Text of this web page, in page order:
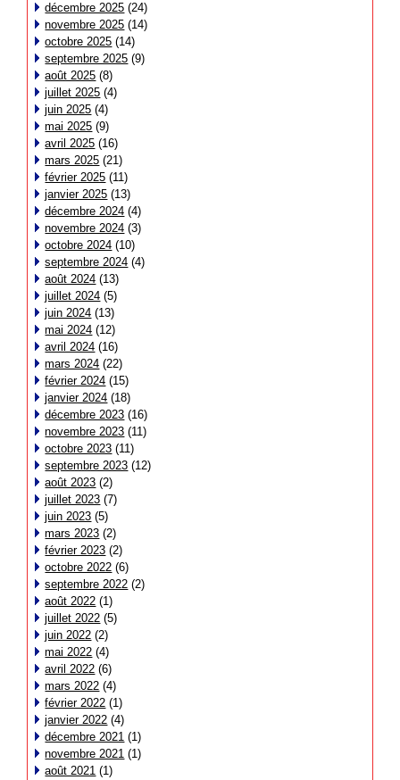
décembre 2025 (24)
novembre 2025 (14)
octobre 2025 (14)
septembre 2025 (9)
août 2025 (8)
juillet 2025 (4)
juin 2025 (4)
mai 2025 (9)
avril 2025 (16)
mars 2025 (21)
février 2025 (11)
janvier 2025 (13)
décembre 2024 (4)
novembre 2024 (3)
octobre 2024 (10)
septembre 2024 (4)
août 2024 (13)
juillet 2024 (5)
juin 2024 (13)
mai 2024 (12)
avril 2024 (16)
mars 2024 (22)
février 2024 (15)
janvier 2024 (18)
décembre 2023 (16)
novembre 2023 (11)
octobre 2023 (11)
septembre 2023 (12)
août 2023 (2)
juillet 2023 (7)
juin 2023 (5)
mars 2023 (2)
février 2023 (2)
octobre 2022 (6)
septembre 2022 (2)
août 2022 (1)
juillet 2022 (5)
juin 2022 (2)
mai 2022 (4)
avril 2022 (6)
mars 2022 (4)
février 2022 (1)
janvier 2022 (4)
décembre 2021 (1)
novembre 2021 (1)
août 2021 (1)